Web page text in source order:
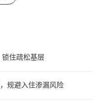
锁住疏松基层
规避入住渗漏风险